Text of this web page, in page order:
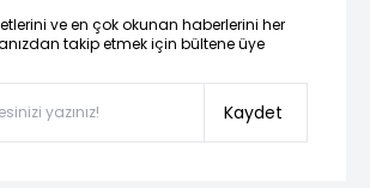
ve en çok okunan haberlerini her
takip etmek için bültene üye
Kaydet